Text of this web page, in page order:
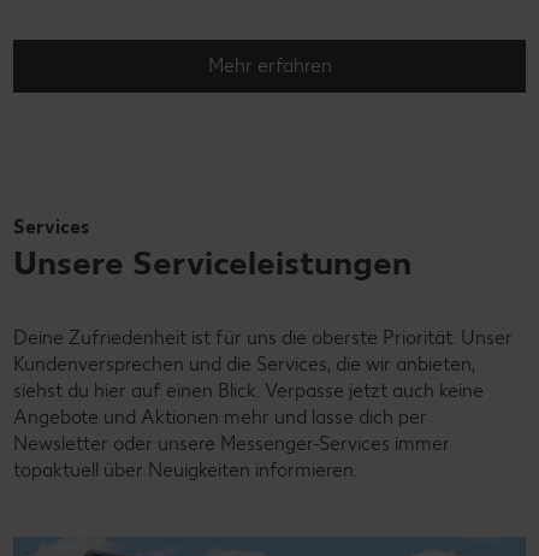
Mehr erfahren
Services
Unsere Serviceleistungen
Deine Zufriedenheit ist für uns die oberste Priorität. Unser
Kundenversprechen und die Services, die wir anbieten,
siehst du hier auf einen Blick. Verpasse jetzt auch keine
Angebote und Aktionen mehr und lasse dich per
Newsletter oder unsere Messenger-Services immer
topaktuell über Neuigkeiten informieren.